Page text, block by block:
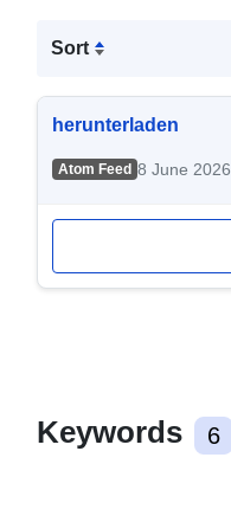
Sort
herunterladen
Atom Feed 8 June 2026
Keywords 6